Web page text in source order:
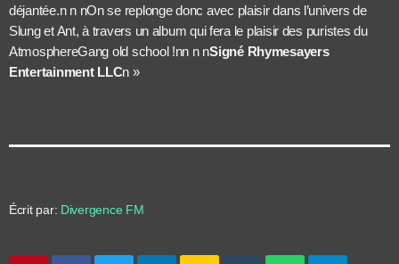
déjantée.n n nOn se replonge donc avec plaisir dans l’univers de
Slung et Ant, à travers un album qui fera le plaisir des puristes du
AtmosphereGang old school !nn n nSigné Rhymesayers
Entertainment LLCn »
Écrit par: Divergence FM